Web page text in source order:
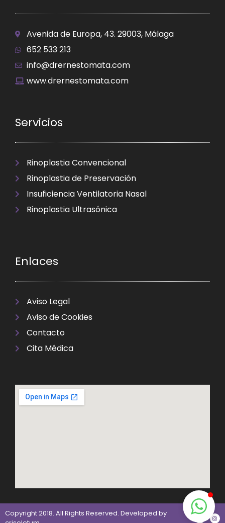
Avenida de Europa, 43. 29003, Málaga
652 533 213
info@drernestomata.com
www.drernestomata.com
Servicios
Rinoplastia Convencional
Rinoplastia de Preservación
Insuficiencia Ventilatoria Nasal
Rinoplastia Ultrasónica
Enlaces
Aviso Legal
Aviso de Cookies
Contacto
Cita Médica
Copyright 2018. All Rights Reserved. Developed by